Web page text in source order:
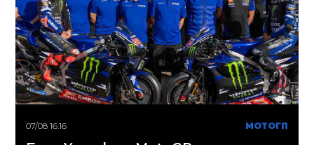
07/08 16:16 МОТОГП